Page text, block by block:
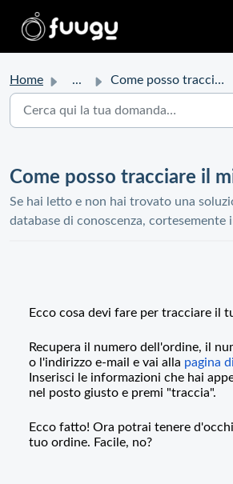
Home ... Come posso tracciare il mio ordine?
Come posso tracciare il
Se hai letto e non hai trovato una
database di conoscenza, cortesemente
Ecco cosa devi fare per tracciare il
Recupera il numero dell'ordine, il
o l'indirizzo e-mail e vai alla pagina
Inserisci le informazioni che hai
nel posto giusto e premi "traccia".
Ecco fatto! Ora potrai tenere
tuo ordine. Facile, no?